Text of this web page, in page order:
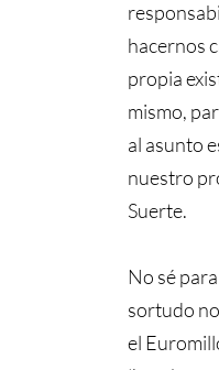
hacernos
propia
mismo,
al asunto
nuestro
Suerte.
No sé
sortudo
el